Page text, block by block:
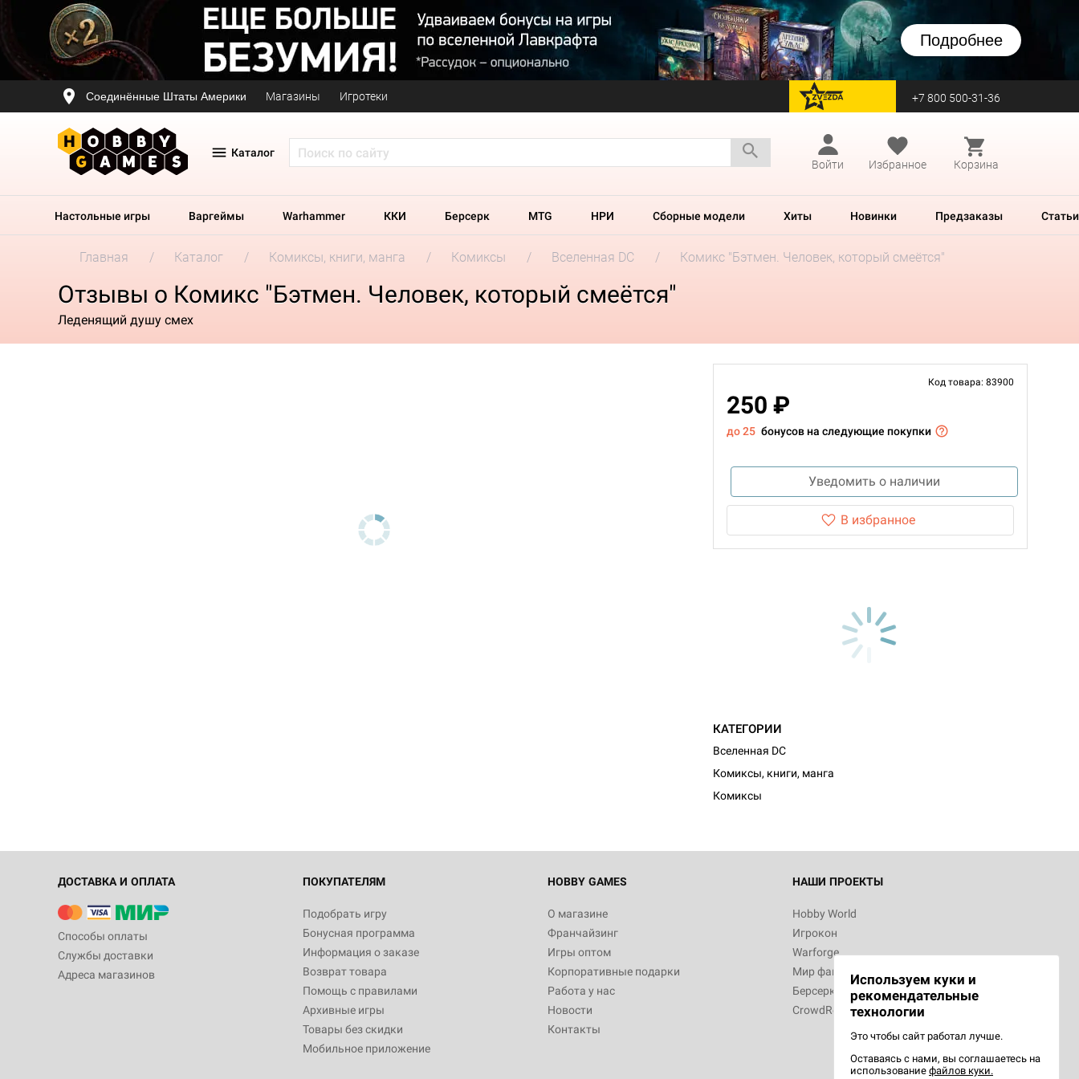
Подробнее
Соединённые Штаты Америки Магазины Игротеки перейти на Zvezda +7 800 500-31-36
Каталог
Войти
Избранное Корзина
Настольные игры Варгеймы Warhammer ККИ Берсерк MTG НРИ Сборные модели Хиты Новинки Предзаказы Статьи
Главная Каталог Комиксы, книги, манга Комиксы Вселенная DC Комикс "Бэтмен. Человек, который смеётся"
Отзывы о Комикс "Бэтмен. Человек, который смеётся"
Леденящий душу смех
Код товара: 83900
250 ₽
до 25 бонусов на следующие покупки
Уведомить о наличии
В избранное
КАТЕГОРИИ
Вселенная DC
Комиксы, книги, манга
Комиксы
ДОСТАВКА И ОПЛАТА
Способы оплаты
Службы доставки
Адреса магазинов
ПОКУПАТЕЛЯМ
Подобрать игру
Бонусная программа
Информация о заказе
Возврат товара
Помощь с правилами
Архивные игры
Товары без скидки
Мобильное приложение
HOBBY GAMES
О магазине
Франчайзинг
Игры оптом
Корпоративные подарки
Работа у нас
Новости
Контакты
НАШИ ПРОЕКТЫ
Hobby World
Игрокон
Warforge
Мир фантастики
Берсерк
CrowdRepublic
Используем куки и
рекомендательные
технологии
Это чтобы сайт работал лучше.
Оставаясь с нами, вы соглашаетесь на
использование файлов куки.